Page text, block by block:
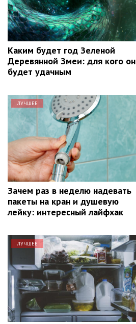
Каким будет год Зеленой
Деревянной Змеи: для кого он
будет удачным
ЛУЧШЕЕ
Зачем раз в неделю надевать
пакеты на кран и душевую
лейку: интересный лайфхак
ЛУЧШЕЕ